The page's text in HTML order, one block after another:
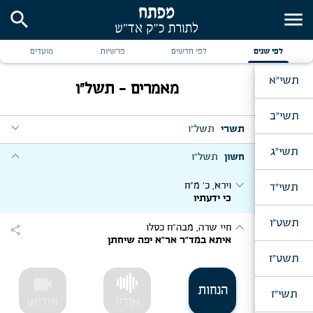
menu
search
לפי שנים לפי חדשים פרשיות מועדים
תשי"א
תשי"ב
תשי"ג
תשי"ד
תשט"ו
תשט"ז
תשי"ז
מאמרים - תשל"ו
תשרי תשל"ו
expand_more
expand_moreיום ב' דר"ה
האזינו, ש"ת
שובה ישראל
expand_moreמוצאי י"ג תשרי
expand_more
יום שמח"ת
ביום השמיני עצרת
חשון תשל"ו
expand_more
expand_moreוירא, כ' מ"ח
כי ידעתיו
expand_moreחיי שרה, מבה"ח כסלו
איתא במד"ר אר"א יפה שיחתן
share
הנחות